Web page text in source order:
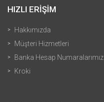
HIZLI ERİŞİM
Hakkımızda
Müşteri Hizmetleri
Banka Hesap Numaralarımız
Kroki